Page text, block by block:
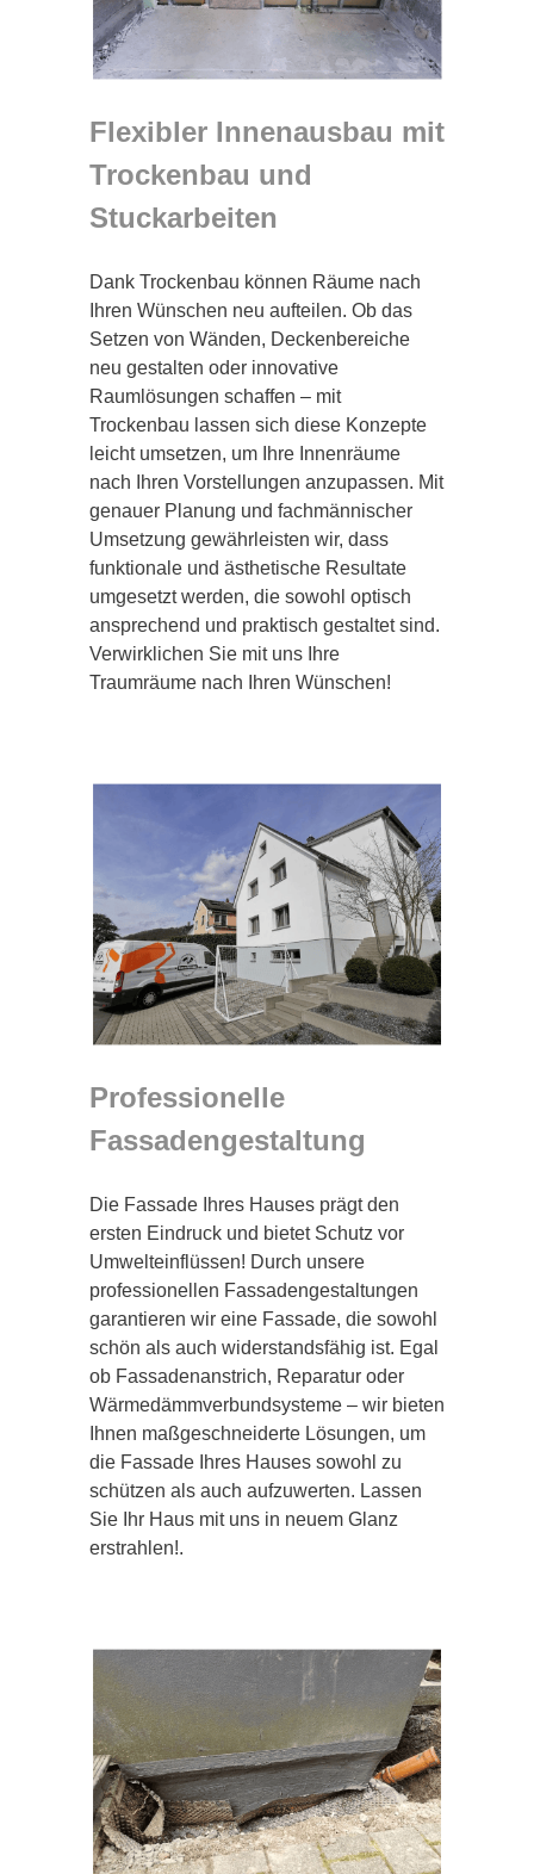
Flexibler Innenausbau mit
Trockenbau und
Stuckarbeiten
Dank Trockenbau können Räume nach
Ihren Wünschen neu aufteilen. Ob das
Setzen von Wänden, Deckenbereiche
neu gestalten oder innovative
Raumlösungen schaffen – mit
Trockenbau lassen sich diese Konzepte
leicht umsetzen, um Ihre Innenräume
nach Ihren Vorstellungen anzupassen. Mit
genauer Planung und fachmännischer
Umsetzung gewährleisten wir, dass
funktionale und ästhetische Resultate
umgesetzt werden, die sowohl optisch
ansprechend und praktisch gestaltet sind.
Verwirklichen Sie mit uns Ihre
Traumräume nach Ihren Wünschen!
Professionelle
Fassadengestaltung
Die Fassade Ihres Hauses prägt den
ersten Eindruck und bietet Schutz vor
Umwelteinflüssen! Durch unsere
professionellen Fassadengestaltungen
garantieren wir eine Fassade, die sowohl
schön als auch widerstandsfähig ist. Egal
ob Fassadenanstrich, Reparatur oder
Wärmedämmverbundsysteme – wir bieten
Ihnen maßgeschneiderte Lösungen, um
die Fassade Ihres Hauses sowohl zu
schützen als auch aufzuwerten. Lassen
Sie Ihr Haus mit uns in neuem Glanz
erstrahlen!.